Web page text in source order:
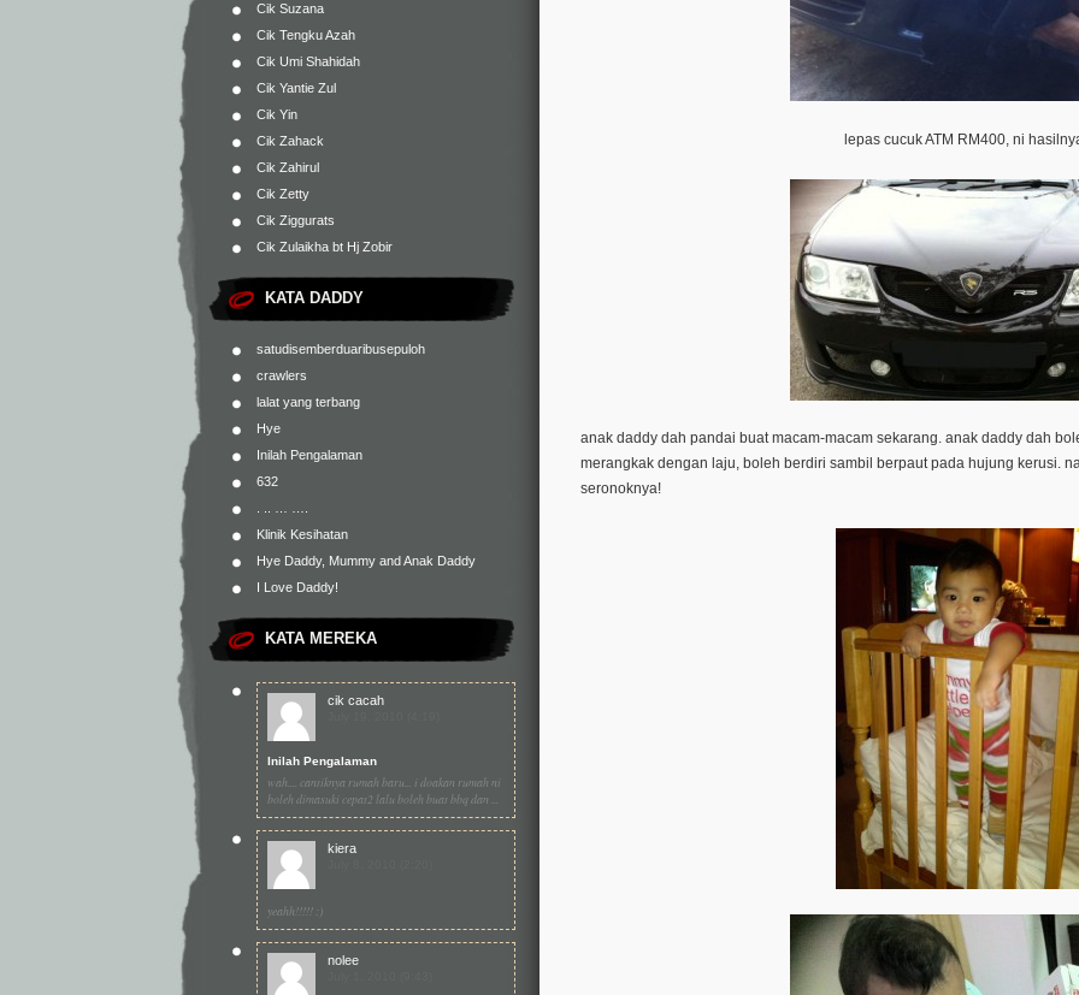
Cik Suzana
Cik Tengku Azah
Cik Umi Shahidah
Cik Yantie Zul
Cik Yin
Cik Zahack
Cik Zahirul
Cik Zetty
Cik Ziggurats
Cik Zulaikha bt Hj Zobir
KATA DADDY
satudisemberduaribusepuloh
crawlers
lalat yang terbang
Hye
Inilah Pengalaman
632
Klinik Kesihatan
Hye Daddy, Mummy and Anak Daddy
I Love Daddy!
KATA MEREKA
cik cacah
Inilah Pengalaman
wah.... cantiknya rumah baru... i doakan rumah ni
boleh dimasuki cepat2 lalu boleh buat bbq dan ...
kiera
yeahh!!!!! :)
nolee
lepas cucuk ATM RM400, ni
anak daddy dah pandai buat macam-macam sekarang. anak daddy dah
merangkak dengan laju, boleh berdiri sambil berpaut pada hujung kerusi.
seronoknya!